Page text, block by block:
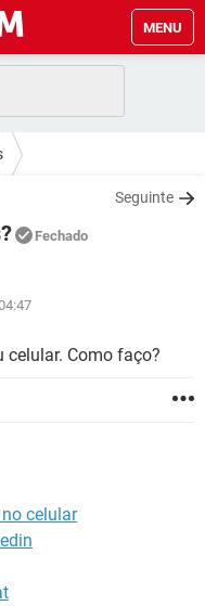
MENU
Seguinte
Fechado
celular. Como faço?
celular